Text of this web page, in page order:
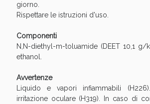
giorno.
Rispettare le istruzioni d'uso.
Componenti
N,N-diethyl-m-toluamide (DEET 10,1 g/
ethanol.
Avvertenze
Liquido e vapori infiammabili
irritazione oculare (H319). In caso di